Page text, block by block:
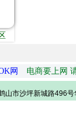
网 电商要上网
山市沙坪新城路496